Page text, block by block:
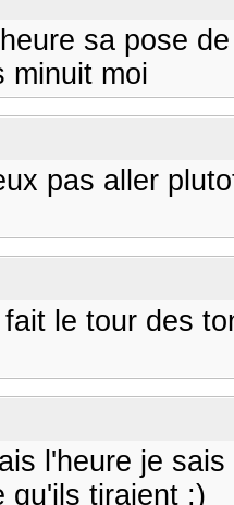
sa pose
minuit moi
pas aller
le tour des
l'heure je
qu'ils tiraient ;)